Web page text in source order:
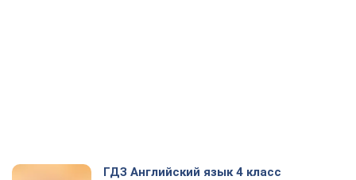
ГДЗ Английский язык 4 класс